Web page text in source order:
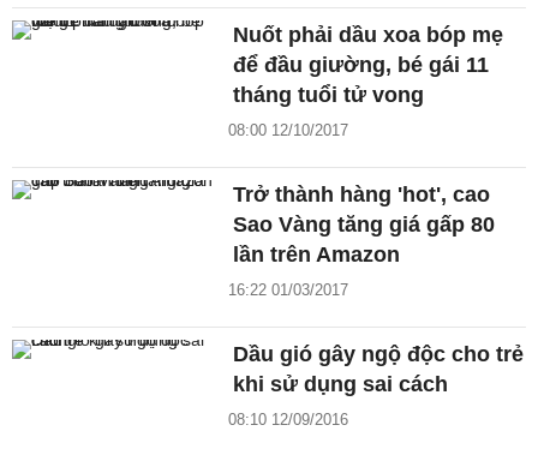
Nuốt phải dầu xoa bóp mẹ
để đầu giường, bé gái 11
tháng tuổi tử vong
08:00 12/10/2017
Trở thành hàng 'hot', cao
Sao Vàng tăng giá gấp 80
lần trên Amazon
16:22 01/03/2017
Dầu gió gây ngộ độc cho trẻ
khi sử dụng sai cách
08:10 12/09/2016